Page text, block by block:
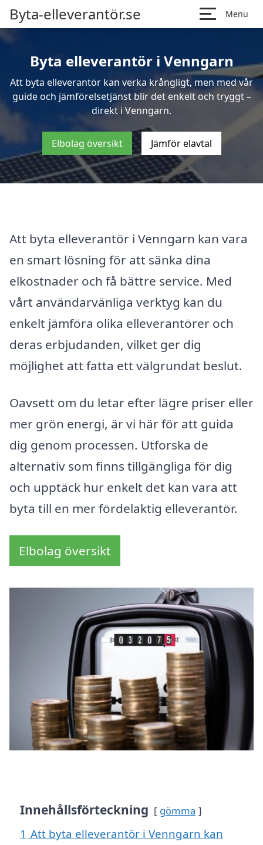
Byta-elleverantör.se Menu
Byta elleverantör i Venngarn
Att byta elleverantör kan verka krångligt, men med vår
guide och jämförelsetjänst blir det enkelt och tryggt –
direkt i Venngarn.
Elbolag översikt Jämför elavtal
Att byta elleverantör i Venngarn kan vara
en smart lösning för att sänka dina
elkostnader och få bättre service. Med
vårt användarvänliga verktyg kan du
enkelt jämföra olika elleverantörer och
deras erbjudanden, vilket ger dig
möjlighet att fatta ett välgrundat beslut.
Oavsett om du letar efter lägre priser eller
mer grön energi, är vi här för att guida
dig genom processen. Utforska de
alternativ som finns tillgängliga för dig
och upptäck hur enkelt det kan vara att
byta till en mer fördelaktig elleverantör.
Elbolag översikt
Innehållsförteckning gömma
1 Att byta elleverantör i Venngarn kan